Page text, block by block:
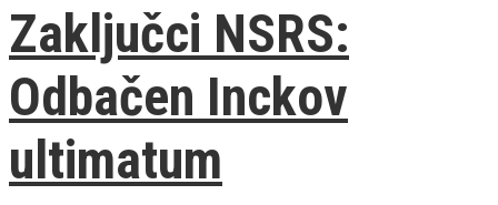
Zaključci NSRS:
Odbačen Inckov
ultimatum